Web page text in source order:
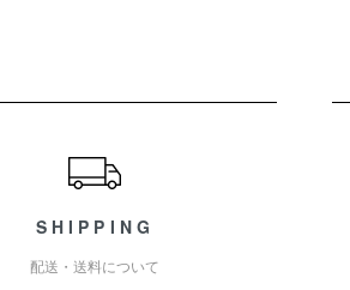
SHIPPING
配送・送料について